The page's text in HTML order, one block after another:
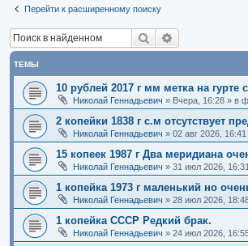
Перейти к расширенному поиску
Поиск
ТЕМЫ
10 рублей 2017 г мм метка на
Николай Геннадьевич » Вчера, 16:28 » в
2 копейки 1838 г с.м отсутствует
Николай Геннадьевич » 02 авг 2026, 16:41
15 копеек 1987 г Два меридиана
Николай Геннадьевич » 31 июл 2026, 16:31
1 копейка 1973 г маленький но
Николай Геннадьевич » 28 июл 2026,
1 копейка СССР Редкий брак.
Николай Геннадьевич » 24 июл 2026,